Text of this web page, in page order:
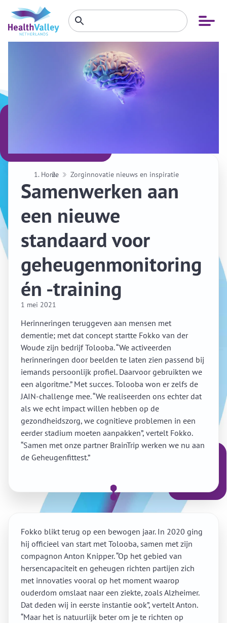
Open
menu
Zoeken
binnen
website
Zoeken
Home Zorginnovatie nieuws en inspiratie
Samenwerken aan
een nieuwe
standaard voor
geheugenmonitoring
én -training
1 mei 2021
Herinneringen teruggeven aan mensen met
dementie; met dat concept startte Fokko van der
Woude zijn bedrijf Tolooba. “We activeerden
herinneringen door beelden te laten zien passend bij
iemands persoonlijk profiel. Daarvoor gebruikten we
een algoritme.” Met succes. Tolooba won er zelfs de
JAIN-challenge mee. “We realiseerden ons echter dat
als we echt impact willen hebben op de
gezondheidszorg, we cognitieve problemen in een
eerder stadium moeten aanpakken”, vertelt Fokko.
“Samen met onze partner BrainTrip werken we nu aan
de Geheugenfittest.”
Fokko blikt terug op een bewogen jaar. In 2020 ging
hij officieel van start met Tolooba, samen met zijn
compagnon Anton Knipper. “Op het gebied van
hersencapaciteit en geheugen richten partijen zich
met innovaties vooral op het moment waarop
ouderdom omslaat naar een ziekte, zoals Alzheimer.
Dat deden wij in eerste instantie ook”, vertelt Anton.
“Maar het is natuurlijk beter om je te richten op